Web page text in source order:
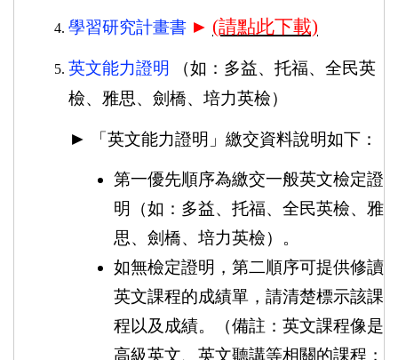
學習研究計畫書 ► (請點此下載)
英文能力證明
（如：多益、托福、全民英
檢、雅思、劍橋、培力英檢）
► 「英文能力證明」繳交資料說明如下：
第一優先順序為繳交一般英文檢定證
明（如：多益、托福、全民英檢、雅
思、劍橋、培力英檢）。
如無檢定證明，第二順序可提供修讀
英文課程的成績單，請清楚標示該課
程以及成績。（備註：英文課程像是
高級英文、英文聽講等相關的課程；